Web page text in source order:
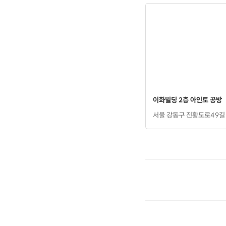
이화빌딩 2층 아인토 공방
서울 강동구 진황도로49